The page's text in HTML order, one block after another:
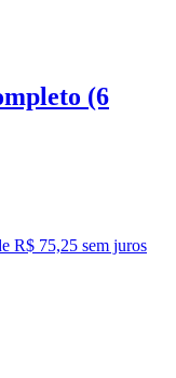
(6
R$ 75,25 sem juros